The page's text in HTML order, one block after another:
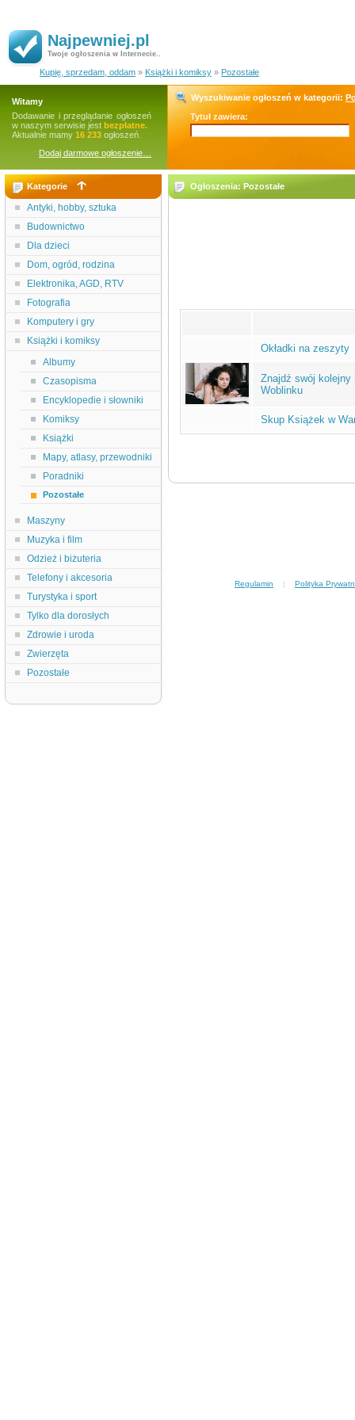
Najpewniej.pl
Twoje ogłoszenia w Internecie..
Kupię, sprzedam, oddam » Książki i komiksy » Pozostałe
Witamy
Dodawanie i przeglądanie ogłoszeń
w naszym serwisie jest bezpłatne.
Aktualnie mamy 16 233 ogłoszeń.
Dodaj darmowe ogłoszenie…
Wyszukiwanie ogłoszeń w kategorii:
Tytuł zawiera:
Kategorie
Antyki, hobby, sztuka
Budownictwo
Dla dzieci
Dom, ogród, rodzina
Elektronika, AGD, RTV
Fotografia
Komputery i gry
Książki i komiksy
Albumy
Czasopisma
Encyklopedie i słowniki
Komiksy
Książki
Mapy, atlasy, przewodniki
Poradniki
Pozostałe
Maszyny
Muzyka i film
Odzież i biżuteria
Telefony i akcesoria
Turystyka i sport
Tylko dla dorosłych
Zdrowie i uroda
Zwierzęta
Pozostałe
Ogłoszenia: Pozostałe
Okładki na zeszyty
Znajdź swój kolejny
Woblinku
Skup Książek w
Regulamin | Polityka